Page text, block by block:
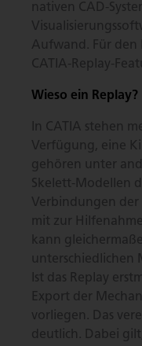
nativen CAD-
Aufwand. Für den
CATIA-Replay-
Wieso ein Replay?
In CATIA stehen
Verfügung, eine
gehören unter
Skelett-Modellen
Verbindungen der
mit zur
kann
unterschiedlichen
Ist das Replay
Export der
vorliegen. Das
deutlich. Dabei